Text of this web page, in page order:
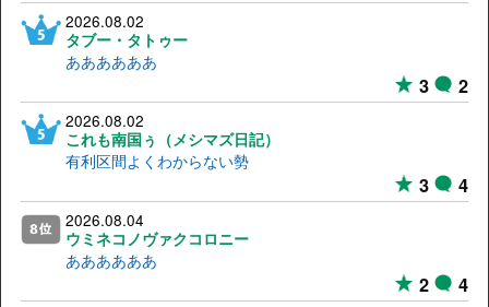
2026.08.02
タブー・タトゥー
ああああああ
3 2
2026.08.02
これも南国ぅ（メシマズ日記）
有利区間よくわからない勢
3 4
2026.08.04
ウミネコノヴァクコロニー
ああああああ
2 4